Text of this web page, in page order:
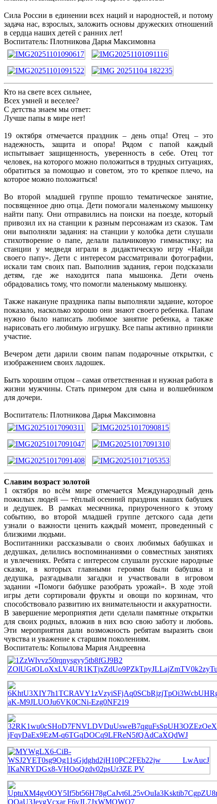
Сила России в единении всех наций и народностей, и потому
задача нас, взрослых, заложить основы дружеских отношений
в сердца наших детей с ранних лет!
Воспитатель: Плотникова Дарья Максимовна
Кто на свете всех сильнее,
Всех умней и веселее?
С детства знаем мы ответ:
Лучше папы в мире нет!
19 октября отмечается праздник – день отца! Отец – это
надежность, защита и опора! Рядом с папой каждый
испытывает защищенность, уверенность в себе. Отец тот
человек, на которого можно положиться в трудных ситуациях,
обратиться за помощью и советом, это то крепкое плечо, на
которое можно положиться!
Во второй младшей группе прошло тематическое занятие,
посвященное дню отца. Дети помогали маленькому мышонку
найти папу. Они отправились на поиски на поезде, который
привозил их на станции к разным персонажам из сказок. Там
они выполняли задания: на станции у колобка дети слушали
стихотворение о папе, делали пальчиковую гимнастику; на
станции у медведя играли в дидактическую игру «Найди
своего папу». Дети с интересом рассматривали фотографии,
искали там своих пап. Выполнив задания, герои подсказали
детям, где же находится папа мышонка. Дети очень
обрадовались тому, что помогли маленькому мышонку.
Также накануне праздника папы выполняли задание, которое
показало, насколько хорошо они знают своего ребенка. Папам
нужно было написать любимое занятие ребенка, а также
нарисовать его любимую игрушку. Все папы активно приняли
участие.
Вечером дети дарили своим папам подарочные открытки, с
изображением своих ладошек.
Быть хорошим отцом – самая ответственная и нужная работа в
жизни мужчины. Стать примером для сына и волшебником
для дочери.
Воспитатель: Плотникова Дарья Максимовна
Славим возраст золотой
1 октября во всём мире отмечается Международный день
пожилых людей — тёплый осенний праздник наших бабушек
и дедушек. В рамках месячника, приуроченного к этому
событию, во второй младшей группе детского сада дети
узнали о важности ценить каждый момент, проведенный с
близкими людьми.
Воспитанники рассказывали о своих любимых бабушках и
дедушках, делились воспоминаниями о совместных занятиях
и увлечениях. Ребята с интересом слушали русские народные
сказки, в которых главными героями были бабушка и
дедушка, разгадывали загадки и участвовали в игровом
задании «Помоги бабушке разобрать урожай». В ходе этой
игры дети сортировали фрукты и овощи по корзинам, что
способствовало развитию их внимательности и аккуратности.
В завершение мероприятия дети сделали памятные открытки
для своих родных, вложив в них всю свою заботу и любовь.
Эти мероприятия дали возможность ребятам выразить свои
чувства и уважение к старшим поколениям.
Воспитатель: Копылова Мария Андреевна